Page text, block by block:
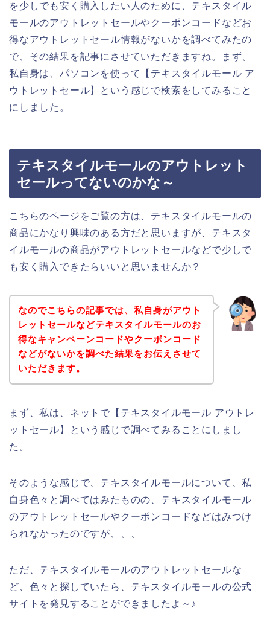
を少しでも安く購入したい人のために、テキスタイル
モールのアウトレットセールやクーポンコードなどお
得なアウトレットセール情報がないかを調べてみたの
で、その結果を記事にさせていただきますね。まず、
私自身は、パソコンを使って【テキスタイルモール ア
ウトレットセール】という感じで検索をしてみること
にしました。
テキスタイルモールのアウトレット
セールってないのかな～
こちらのページをご覧の方は、テキスタイルモールの
商品にかなり興味のある方だと思いますが、テキスタ
イルモールの商品がアウトレットセールなどで少しで
も安く購入できたらいいと思いませんか？
なのでこちらの記事では、私自身がアウト
レットセールなどテキスタイルモールのお
得なキャンペーンコードやクーポンコード
などがないかを調べた結果をお伝えさせて
いただきます。
まず、私は、ネットで【テキスタイルモール アウトレ
ットセール】という感じで調べてみることにしまし
た。
そのような感じで、テキスタイルモールについて、私
自身色々と調べてはみたものの、テキスタイルモール
のアウトレットセールやクーポンコードなどはみつけ
られなかったのですが、、、
ただ、テキスタイルモールのアウトレットセールな
ど、色々と探していたら、テキスタイルモールの公式
サイトを発見することができましたよ～♪